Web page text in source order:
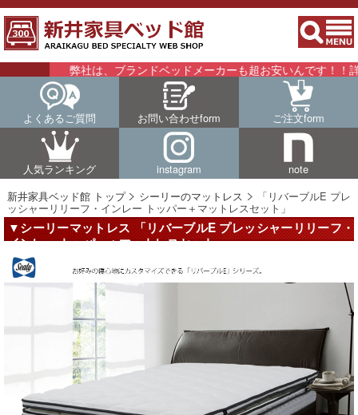
弊社は、ブランドベッドメーカーも超お安いんです！！詳細はこ
よくあるご質問 お問い合わせform ご注文form
人気ランキング instagram
note
新井家具ベッド館 トップ
シーリーのマットレス 「リバーブルE プレ
ッシャーリリーフ・インレー トッパー＋マットレスセット」
▼シーリーマットレス 「リバーブルE プレッシャーリリーフ・
インレー トッパー＋マットレスセット」